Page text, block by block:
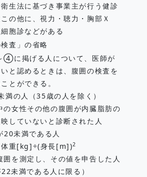
生法に基づき事業主が行う健診
の他に、視力・聴力・胸部Ｘ
胞診などがある
検査」の省略
に掲げる人について、医師が
と認めるときは、腹囲の検査を
とができる。
の人（35歳の人を除く）
女性その他の腹囲が内臓脂肪の
していないと診断された人
20未満である人
重[kg]÷(身長[m])2
を測定し、その値を申告した人
22未満である人に限る）